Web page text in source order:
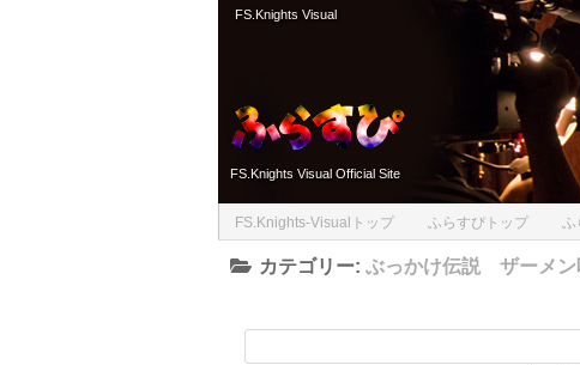
FS.Knights Visual
FS.Knights Visual Official Site
FS.Knights-Visualトップ ふらすぴトップ ふ
カテゴリー: ぶっかけ伝説 ザーメン